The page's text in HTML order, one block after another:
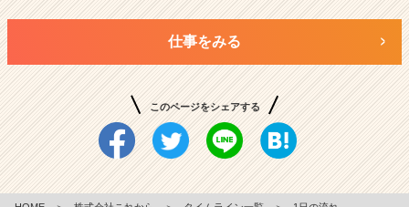
仕事をみる
このページをシェアする